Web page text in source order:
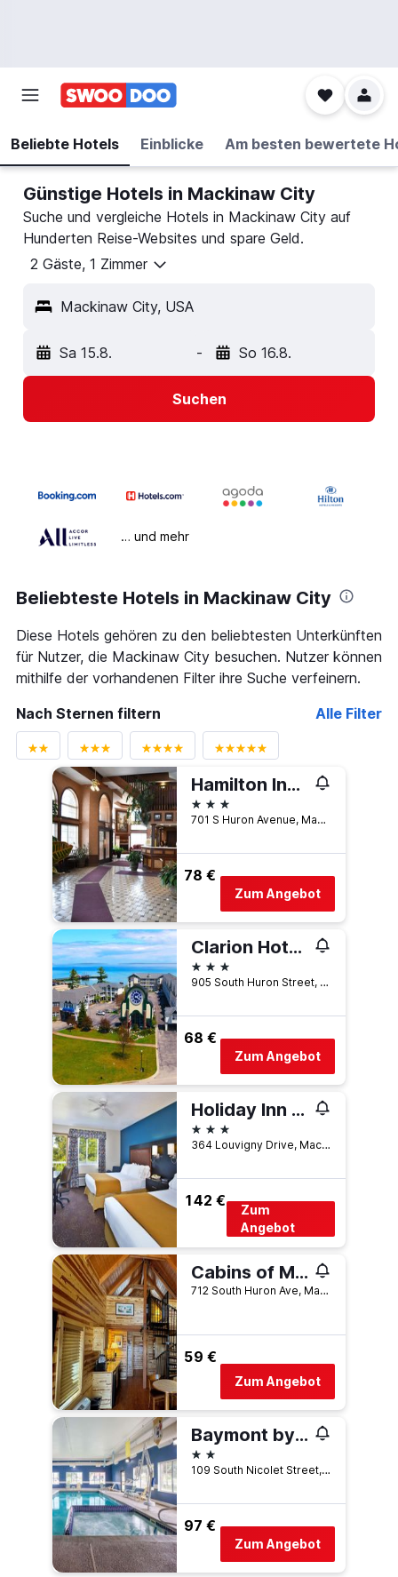
Beliebte Hotels Einblicke Am besten bewertete
Günstige Hotels in Mackinaw City
Suche und vergleiche Hotels in Mackinaw City auf
Hunderten Reise-Websites und spare Geld.
2 Gäste, 1 Zimmer
Mackinaw City, USA
Sa 15.8. - So 16.8.
Suchen
… und mehr
Beliebteste Hotels in Mackinaw City
Diese Hotels gehören zu den beliebtesten Unterkünften
für Nutzer, die Mackinaw City besuchen. Nutzer können
mithilfe der vorhandenen Filter ihre Suche verfeinern.
Nach Sternen filtern
Alle Filter
Hamilton Inn Select Beachfront Mackinaw City
3 Sterne
701 S Huron Avenue, Mackinaw City, MI, USA
78 €
Zum Angebot
Clarion Hotel Mackinaw City Beachfront
3 Sterne
905 South Huron Street, Mackinaw City, MI, USA
68 €
Zum Angebot
Holiday Inn Express Mackinaw City By IHG
3 Sterne
364 Louvigny Drive, Mackinaw City, MI, USA
142 €
Zum
Angebot
Cabins of Mackinaw
712 South Huron Ave, Mackinaw City, MI, USA
59 €
Zum Angebot
Baymont by Wyndham Mackinaw City
2 Sterne
109 South Nicolet Street, Mackinaw City, MI, USA
97 €
Zum Angebot